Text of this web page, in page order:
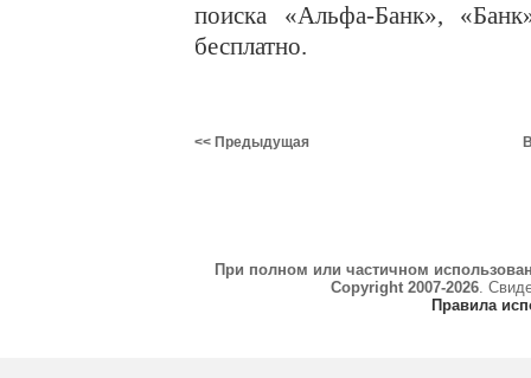
поиска «Альфа-Банк»,
бесплатно.
<< Предыдущая
При полном или частичном
Copyright 2007-2026.
Правила